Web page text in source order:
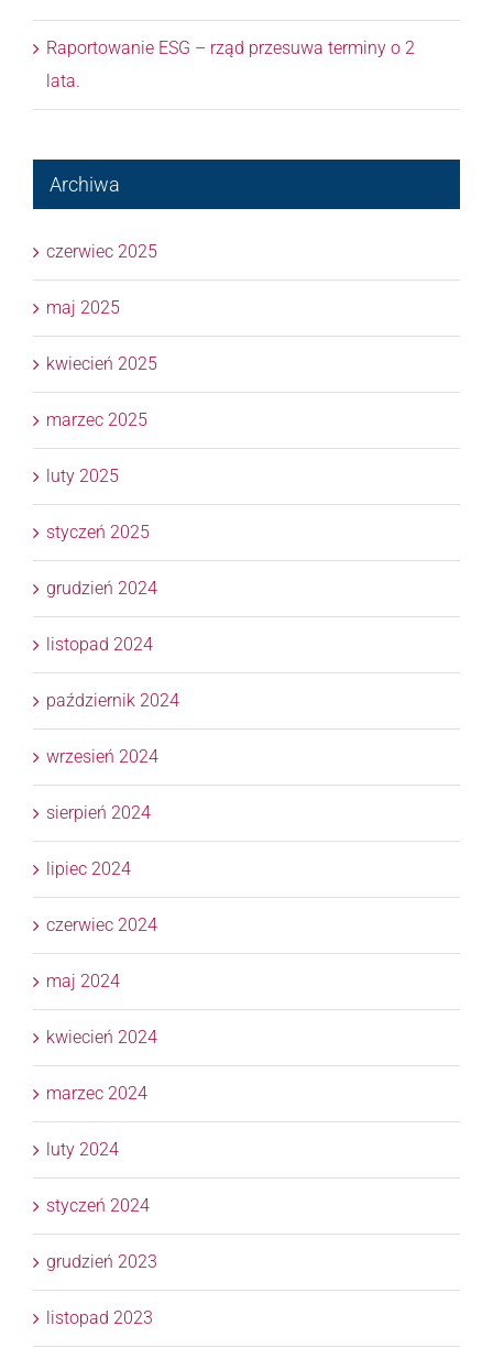
Raportowanie ESG – rząd przesuwa terminy o 2
lata.
Archiwa
czerwiec 2025
maj 2025
kwiecień 2025
marzec 2025
luty 2025
styczeń 2025
grudzień 2024
listopad 2024
październik 2024
wrzesień 2024
sierpień 2024
lipiec 2024
czerwiec 2024
maj 2024
kwiecień 2024
marzec 2024
luty 2024
styczeń 2024
grudzień 2023
listopad 2023